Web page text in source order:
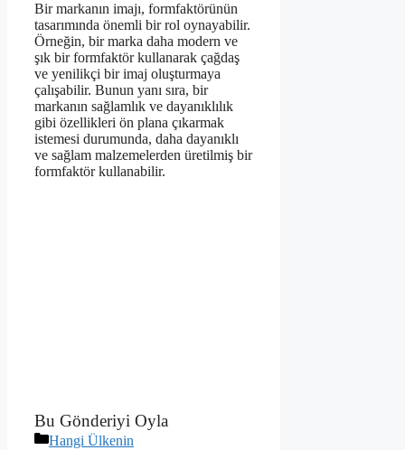
Bir markanın imajı, formfaktörünün
tasarımında önemli bir rol oynayabilir.
Örneğin, bir marka daha modern ve
şık bir formfaktör kullanarak çağdaş
ve yenilikçi bir imaj oluşturmaya
çalışabilir. Bunun yanı sıra, bir
markanın sağlamlık ve dayanıklılık
gibi özellikleri ön plana çıkarmak
istemesi durumunda, daha dayanıklı
ve sağlam malzemelerden üretilmiş bir
formfaktör kullanabilir.
Bu Gönderiyi Oyla
Kategoriler
Hangi Ülkenin